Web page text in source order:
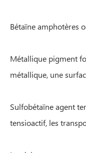
Bétaïne amphotères
Métallique pigment
métallique, une
Sulfobétaïne agent
tensioactif, les